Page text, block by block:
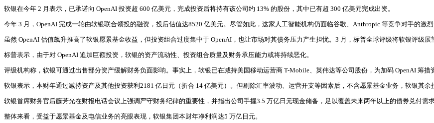
软银在今年 2 月表示，已承诺向 OpenAI 投资超 600 亿美元，完成投资后将持有该公司约 13% 的股份，其中已有超 300 亿美元完成出资。
今年 3 月，OpenAI 完成一轮由软银联合领投的融资，投后估值达8520 亿美元。尽管如此，这家人工智能机构仍面临谷歌、Anthropic 等竞争对手的激烈
虽然 OpenAI 估值飙升推高了软银愿景基金收益，但投资组合过度集中于 OpenAI，也让市场对其债务压力产生担忧。3 月，标普全球评级将软银评级展
标普表示，由于对 OpenAI 追加巨额投资，软银的资产流动性、投资组合质量及财务承压能力或将持续恶化。
评级机构称，软银可通过出售部分资产缓解财务负面影响。事实上，软银已在减持美国移动运营商 T-Mobile、英伟达等公司股份，为加码 OpenAI 筹措
软银表示，本财年通过减持资产及其他投资获利2181 亿日元（折合 14 亿美元）。但剔除汇率波动、运营开支等因素后，不含愿景基金业务，软银其余
软银首席财务官后藤芳光在财报电话会议上强调严守财务纪律的重要性，并指出公司手握3.5 万亿日元现金储备，足以覆盖未来两年以上的债券兑付需求
整体来看，受益于愿景基金及电信业务的亮眼表现，软银集团本财年净利润达5 万亿日元。